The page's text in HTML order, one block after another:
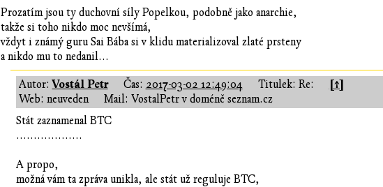
Prozatím jsou ty duchovní síly Popelkou, podobně jako anarchie,
takže si toho nikdo moc nevšímá,
vždyt i známý guru Sai Bába si v klidu materializoval zlaté prsteny
a nikdo mu to nedanil...
Autor: Vostál Petr Čas: 2017-03-02 12:49:04 Titulek: Re: [↑]
Web: neuveden
Mail: VostalPetr v doméně seznam.cz
Stát zaznamenal BTC
...................
A propo,
možná vám ta zpráva unikla, ale stát už reguluje BTC,